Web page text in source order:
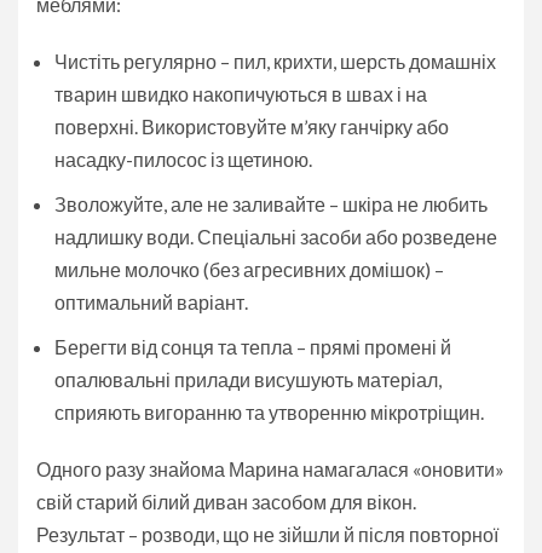
Чистіть регулярно – пил, крихти, шерсть домашніх
тварин швидко накопичуються в швах і на
поверхні. Використовуйте м’яку ганчірку або
насадку-пилосос із щетиною.
Зволожуйте, але не заливайте – шкіра не любить
надлишку води. Спеціальні засоби або розведене
мильне молочко (без агресивних домішок) –
оптимальний варіант.
Берегти від сонця та тепла – прямі промені й
опалювальні прилади висушують матеріал,
сприяють вигоранню та утворенню мікротріщин.
Одного разу знайома Марина намагалася «оновити»
свій старий білий диван засобом для вікон.
Результат – розводи, що не зійшли й після повторної